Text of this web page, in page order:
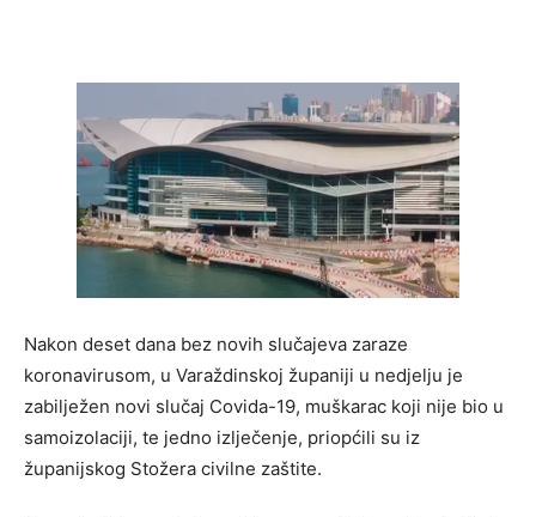
Nakon deset dana bez novih slučajeva zaraze
koronavirusom, u Varaždinskoj županiji u nedjelju je
zabilježen novi slučaj Covida-19, muškarac koji nije bio u
samoizolaciji, te jedno izlječenje, priopćili su iz
županijskog Stožera civilne zaštite.